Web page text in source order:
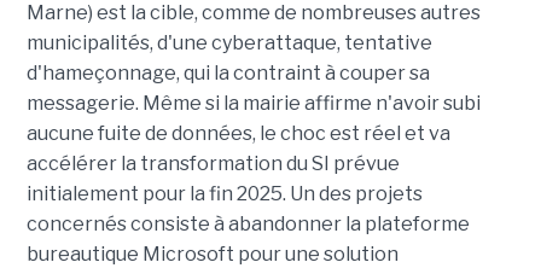
Marne) est la cible, comme de nombreuses autres
municipalités, d'une cyberattaque, tentative
d'hameçonnage, qui la contraint à couper sa
messagerie. Même si la mairie affirme n'avoir subi
aucune fuite de données, le choc est réel et va
accélérer la transformation du SI prévue
initialement pour la fin 2025. Un des projets
concernés consiste à abandonner la plateforme
bureautique Microsoft pour une solution